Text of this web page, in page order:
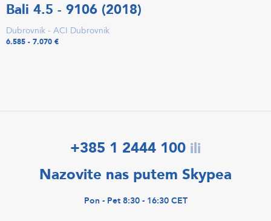
Bali 4.5 - 9106 (2018)
Dubrovnik - ACI Dubrovnik
6.585 - 7.070 €
+385 1 2444 100 ili
Nazovite nas putem Skypea
Pon - Pet 8:30 - 16:30 CET